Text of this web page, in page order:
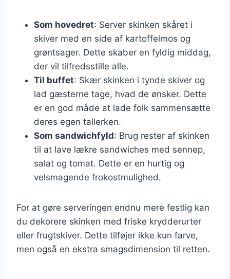
Som hovedret: Server skinken skåret i
skiver med en side af kartoffelmos og
grøntsager. Dette skaber en fyldig middag,
der vil tilfredsstille alle.
Til buffet: Skær skinken i tynde skiver og
lad gæsterne tage, hvad de ønsker. Dette
er en god måde at lade folk sammensætte
deres egen tallerken.
Som sandwichfyld: Brug rester af skinken
til at lave lækre sandwiches med sennep,
salat og tomat. Dette er en hurtig og
velsmagende frokostmulighed.
For at gøre serveringen endnu mere festlig kan
du dekorere skinken med friske krydderurter
eller frugtskiver. Dette tilføjer ikke kun farve,
men også en ekstra smagsdimension til retten.